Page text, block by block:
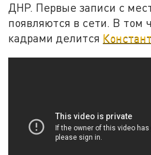
ДНР. Первые записи с
появляются в сети. В том
кадрами делится